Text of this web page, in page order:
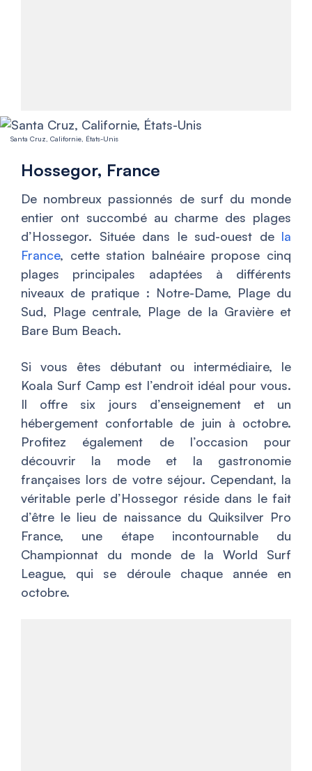
Santa Cruz, Californie, États-Unis
Hossegor, France
De nombreux passionnés de surf du monde
entier ont succombé au charme des plages
d’Hossegor. Située dans le sud-ouest de la
France, cette station balnéaire propose cinq
plages principales adaptées à différents
niveaux de pratique : Notre-Dame, Plage du
Sud, Plage centrale, Plage de la Gravière et
Bare Bum Beach.
Si vous êtes débutant ou intermédiaire, le
Koala Surf Camp est l’endroit idéal pour vous.
Il offre six jours d’enseignement et un
hébergement confortable de juin à octobre.
Profitez également de l’occasion pour
découvrir la mode et la gastronomie
françaises lors de votre séjour. Cependant, la
véritable perle d’Hossegor réside dans le fait
d’être le lieu de naissance du Quiksilver Pro
France, une étape incontournable du
Championnat du monde de la World Surf
League, qui se déroule chaque année en
octobre.